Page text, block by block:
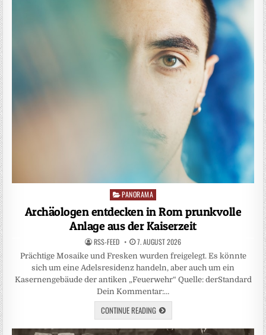
Posted
in
PANORAMA
Archäologen entdecken in Rom prunkvolle
Anlage aus der Kaiserzeit
RSS-FEED 7. AUGUST 2026
Prächtige Mosaike und Fresken wurden freigelegt. Es könnte
sich um eine Adelsresidenz handeln, aber auch um ein
Kasernengebäude der antiken „Feuerwehr“ Quelle: derStandard
Dein Kommentar:…
CONTINUE READING